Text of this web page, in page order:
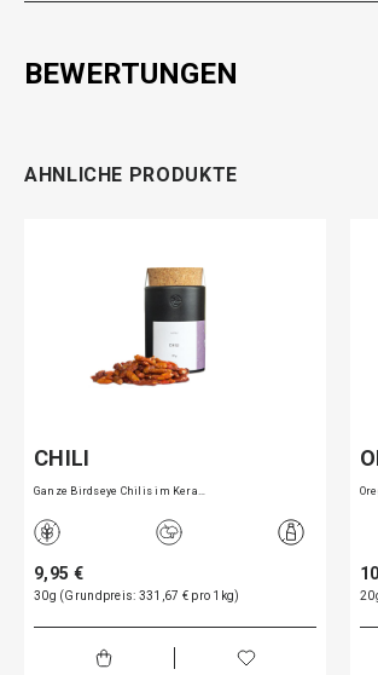
BEWERTUNGEN
AHNLICHE PRODUKTE
CHILI
Ganze Birdseye Chilis im Kera…
9,95 €
30g (Grundpreis: 331,67 € pro 1kg)